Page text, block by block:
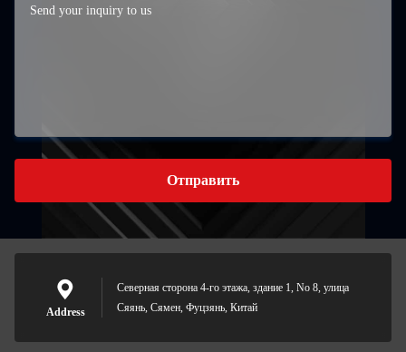
Отправить
Address
Северная сторона 4-го этажа, здание 1, No 8, улица
Сяянь, Сямен, Фуцзянь, Китай